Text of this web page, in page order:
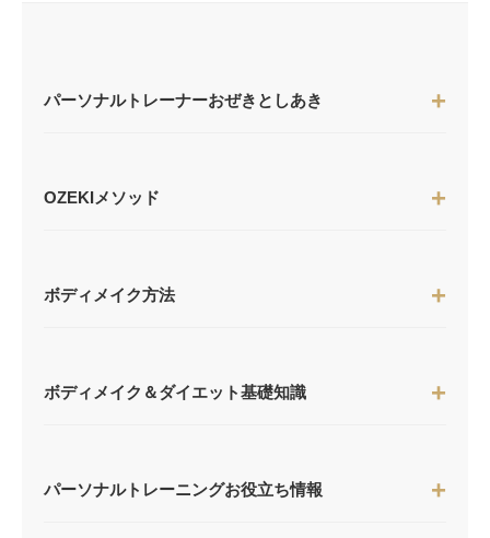
パーソナルトレーナーおぜきとしあき
OZEKIメソッド
ボディメイク方法
ボディメイク＆ダイエット基礎知識
パーソナルトレーニングお役立ち情報